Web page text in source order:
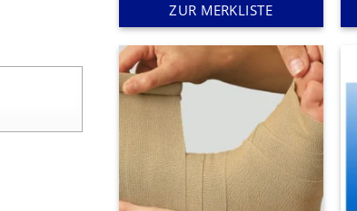
ZUR MERKLISTE